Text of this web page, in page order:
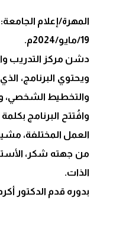
المهرة/إعلام الجامعة:
19/مايو/2024م.
دشن مركز التدريب
ويحتوي البرنامج،
والتخطيط الشخصي،
وافُتتح البرنامج
العمل المختلفة،
من جهته شكر،
الذات.
بدوره قدم الدكتور